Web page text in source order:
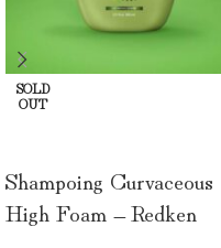
SOLD
OUT
Shampoing Curvaceous
High Foam – Redken